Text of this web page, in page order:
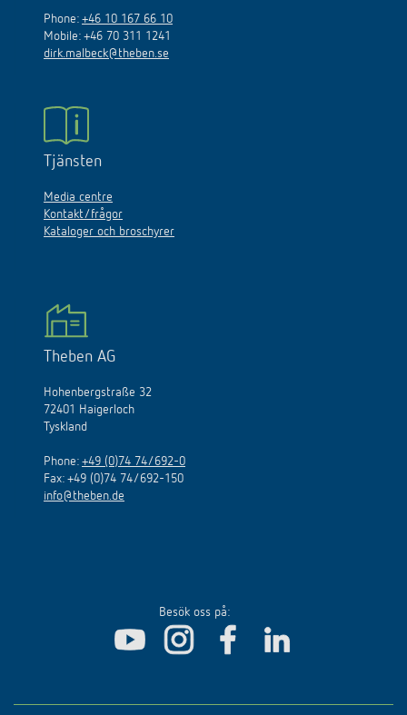
Phone: +46 10 167 66 10
Mobile: +46 70 311 1241
dirk.malbeck@theben.se
Tjänsten
Media centre
Kontakt/frågor
Kataloger och broschyrer
Theben AG
Hohenbergstraße 32
72401 Haigerloch
Tyskland
Phone: +49 (0)74 74/692-0
Fax: +49 (0)74 74/692-150
info@theben.de
Besök oss på: